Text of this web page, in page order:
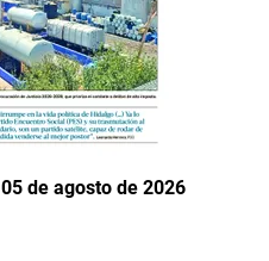
de agosto de 2026